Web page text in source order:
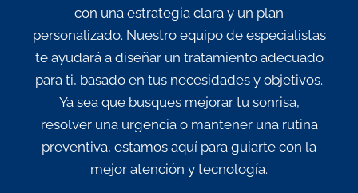
con una estrategia clara y un plan
personalizado. Nuestro equipo de especialistas
te ayudará a diseñar un tratamiento adecuado
para ti, basado en tus necesidades y objetivos.
Ya sea que busques mejorar tu sonrisa,
resolver una urgencia o mantener una rutina
preventiva, estamos aquí para guiarte con la
mejor atención y tecnología.